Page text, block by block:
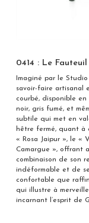
0414 : Le
Imaginé par le
savoir-faire artisanal
courbé, disponible
noir, gris fumé, et
subtile qui met en
hêtre fermé, quant à
« Rosa Jaipur », le «
Camargue », offrant
combinaison de son
indéformable et de
confortable que
qui illustre à
incarnant l’esprit de